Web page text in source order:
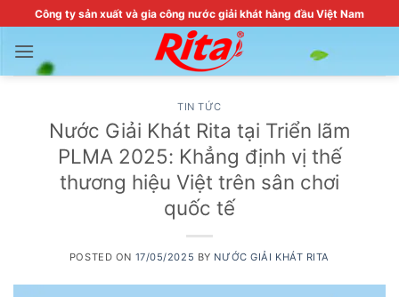
to
content
Công ty sản xuất và gia công nước giải khát hàng đầu Việt Nam
TIN TỨC
Nước Giải Khát Rita tại Triển lãm
PLMA 2025: Khẳng định vị thế
thương hiệu Việt trên sân chơi
quốc tế
POSTED ON 17/05/2025 BY NƯỚC GIẢI KHÁT RITA